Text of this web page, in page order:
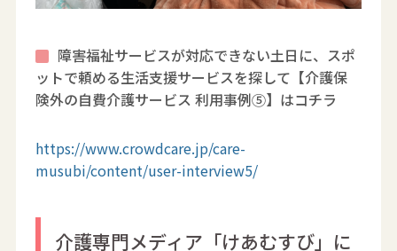
障害福祉サービスが対応できない土日に、スポ
ットで頼める生活支援サービスを探して【介護保
険外の自費介護サービス 利用事例⑤】はコチラ
https://www.crowdcare.jp/care-
musubi/content/user-interview5/
介護専門メディア「けあむすび」に